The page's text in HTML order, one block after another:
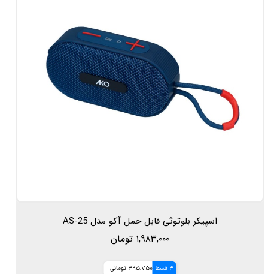
اسپیکر بلوتوثی قابل حمل آکو مدل AS-25
۱,۹۸۳,۰۰۰ تومان
4 قسط 495,750 تومانی